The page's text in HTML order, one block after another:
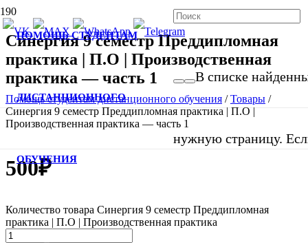
ПОМОЩЬ СТУДЕНТАМ
ДИСТАНЦИОННОГО
ОБУЧЕНИЯ
В списке
нужную страницу.
Синергия 9 семестр Преддипломная
практика | П.О | Производственная
практика — часть 1
Помощь студентам дистанционного обучения /Товары /
Синергия 9 семестр Преддипломная практика | П.О |
Производственная практика — часть 1
500₽
Количество товара Синергия 9 семестр Преддипломная
практика | П.О | Производственная практика